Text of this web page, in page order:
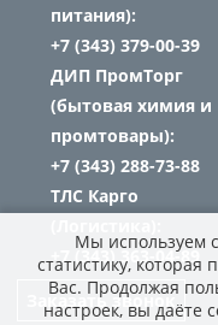
питания):
+7 (343) 379-00-39
ДИП ПромТорг
(бытовая химия и
промтовары):
+7 (343) 288-73-88
ТЛС Карго
+7 (343) 363-04-89
Заказать звонок
Мы используем
статистику, которая
Вас. Продолжая
настроек, вы даёте